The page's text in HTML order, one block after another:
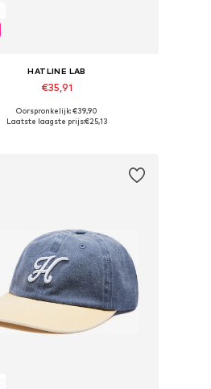
HATLINE LAB
€35,91
Beschikbare maten: 55-60
Oorspronkelijk: €39,90
Laatste laagste prijs:€25,13